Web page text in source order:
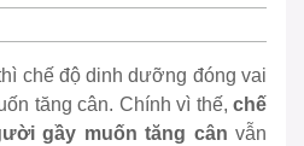
chế độ dinh dưỡng đóng vai
tăng cân. Chính vì thế, chế
gầy muốn tăng cân vẫn